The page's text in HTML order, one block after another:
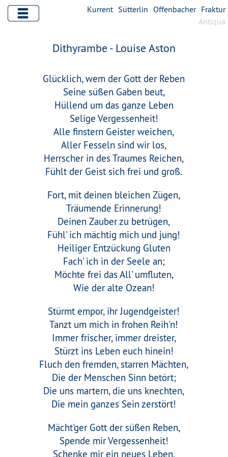
Kurrent Sütterlin Offenbacher Fraktur
Antiqua
Dithyrambe - Louise Aston
Glücklich, wem der Gott der Reben
Seine süßen Gaben beut,
Hüllend um das ganze Leben
Selige Vergessenheit!
Alle finstern Geister weichen,
Aller Fesseln sind wir los,
Herrscher in des Traumes Reichen,
Fühlt der Geist sich frei und groß.
Fort, mit deinen bleichen Zügen,
Träumende Erinnerung!
Deinen Zauber zu betrügen,
Fühl' ich mächtig mich und jung!
Heiliger Entzückung Gluten
Fach' ich in der Seele an;
Möchte frei das All' umfluten,
Wie der alte Ozean!
Stürmt empor, ihr Jugendgeister!
Tanzt um mich in frohen Reih'n!
Immer frischer, immer dreister,
Stürzt ins Leben euch hinein!
Fluch den fremden, starren Mächten,
Die der Menschen Sinn betört;
Die uns martern, die uns knechten,
Die mein ganzes Sein zerstört!
Mächt'ger Gott der süßen Reben,
Spende mir Vergessenheit!
Schenke mir ein neues Leben,